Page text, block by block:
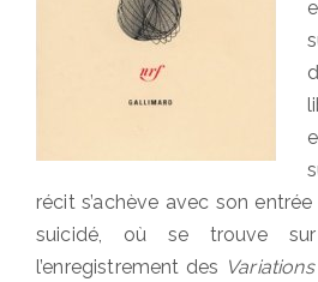
récit s’achève avec son
suicidé, où se trouve
l’enregistrement des